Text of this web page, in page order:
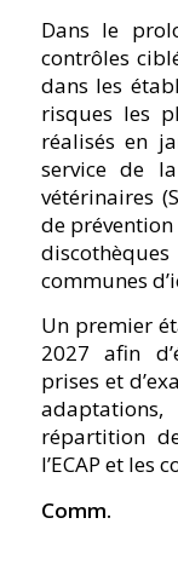
Dans le
contrôles
dans les
risques les
réalisés en
service de
vétérinaires
de
communes
Un premier
2027 afin
prises et
répartition
l’ECAP et les
Comm.